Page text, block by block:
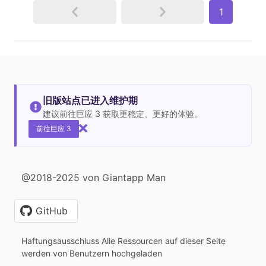
1
旧版站点已进入维护期
建议前往巨应 3 获取更稳定、更好的体验。
前往巨应 3
@2018-2025 von Giantapp Man
GitHub
Haftungsausschluss Alle Ressourcen auf dieser Seite
werden von Benutzern hochgeladen